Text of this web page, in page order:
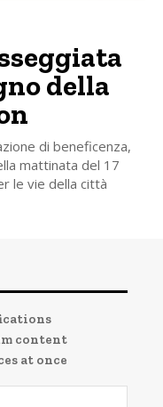
della
di beneficenza,
mattinata del 17
le vie della città
content
at once